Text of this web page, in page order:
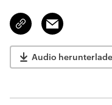
Link
kopieren/teilen
Email
Audio